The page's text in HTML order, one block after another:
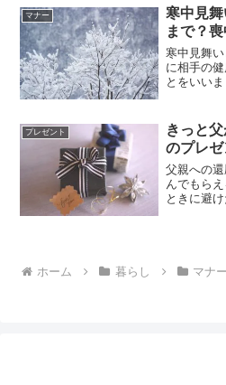
なります
ように、
マナー
寒中見
まで？
寒中見舞
に相手の
とをいい
など、時
ので、ぜ
プレゼント
きっと
のプレ
父親への
んでもら
ときに避
ホーム
暮らし マナー